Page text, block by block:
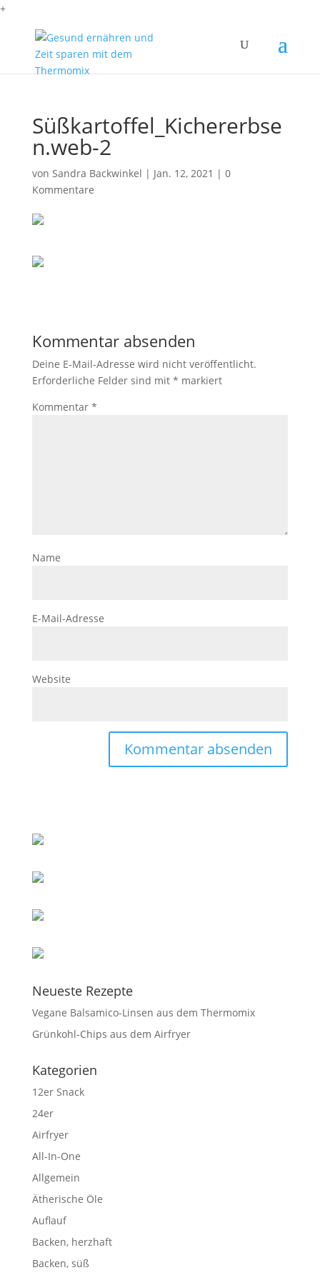
+
Süßkartoffel_Kichererbse
n.web-2
von Sandra Backwinkel | Jan. 12, 2021 | 0
Kommentare
Kommentar absenden
Deine E-Mail-Adresse wird nicht veröffentlicht.
Erforderliche Felder sind mit * markiert
Kommentar *
Name
E-Mail-Adresse
Website
Neueste Rezepte
Vegane Balsamico-Linsen aus dem Thermomix
Grünkohl-Chips aus dem Airfryer
Kategorien
12er Snack
24er
Airfryer
All-In-One
Allgemein
Ätherische Öle
Auflauf
Backen, herzhaft
Backen, süß